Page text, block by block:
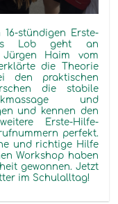
stündigen Erste-
Lob geht an
Haim
vom
die Theorie
den praktischen
die stabile
und
und kennen den
Erste-Hilfe-
perfekt.
und richtige Hilfe
Workshop haben
gewonnen. Jetzt
im Schulalltag!